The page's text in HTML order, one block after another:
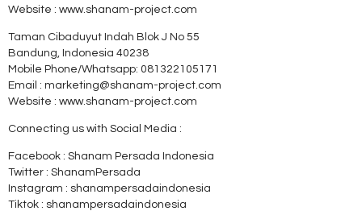
Website : www.shanam-project.com
Taman Cibaduyut Indah Blok J No 55
Bandung, Indonesia 40238
Mobile Phone/Whatsapp: 081322105171
Email : marketing@shanam-project.com
Website : www.shanam-project.com
Connecting us with Social Media :
Facebook : Shanam Persada Indonesia
Twitter : ShanamPersada
Instagram : shanampersadaindonesia
Tiktok : shanampersadaindonesia